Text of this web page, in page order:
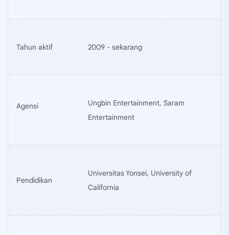
Tahun aktif 2009 - sekarang
Agensi
Ungbin Entertainment, Saram
Entertainment
Pendidikan
Universitas Yonsei, University of
California